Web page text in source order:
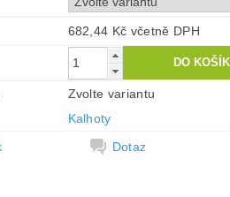
682,44 Kč včetně DPH
Zvolte variantu
Kalhoty
Dotaz